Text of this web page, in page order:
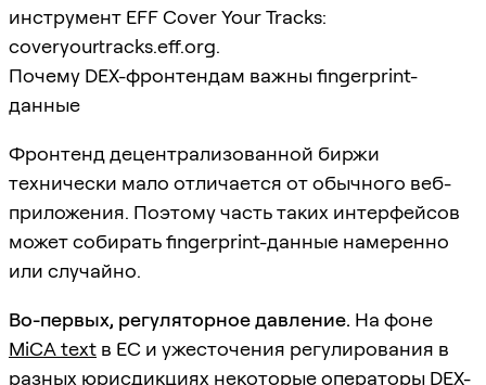
инструмент EFF Cover Your Tracks:
coveryourtracks.eff.org.
Почему DEX-фронтендам важны fingerprint-
данные
Фронтенд децентрализованной биржи
технически мало отличается от обычного веб-
приложения. Поэтому часть таких интерфейсов
может собирать fingerprint-данные намеренно
или случайно.
Во-первых, регуляторное давление. На фоне
MiCA text в ЕС и ужесточения регулирования в
разных юрисдикциях некоторые операторы DEX-